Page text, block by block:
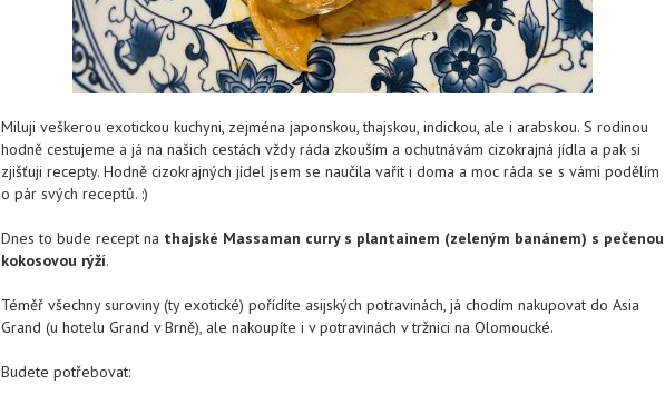
Miluji veškerou exotickou kuchyni, zejména japonskou, thajskou, indickou, ale i arabskou. S rodinou
hodně cestujeme a já na našich cestách vždy ráda zkouším a ochutnávám cizokrajná jídla a pak si
zjišťuji recepty. Hodně cizokrajných jídel jsem se naučila vařit i doma a moc ráda se s vámi podělím
o pár svých receptů. :)
Dnes to bude recept na thajské Massaman curry s plantainem (zeleným banánem) s pečenou
kokosovou rýží.
Téměř všechny suroviny (ty exotické) pořídíte asijských potravinách, já chodím nakupovat do Asia
Grand (u hotelu Grand v Brně), ale nakoupíte i v potravinách v tržnici na Olomoucké.
Budete potřebovat: